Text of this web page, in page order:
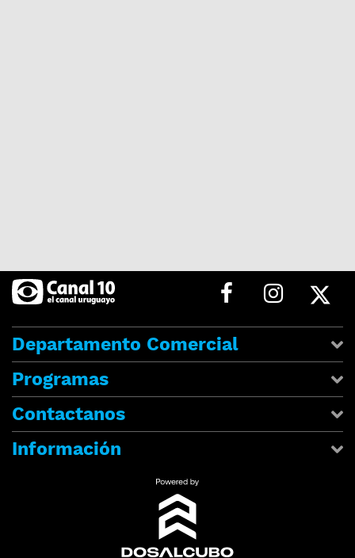
Departamento Comercial
Programas
Contactanos
Información